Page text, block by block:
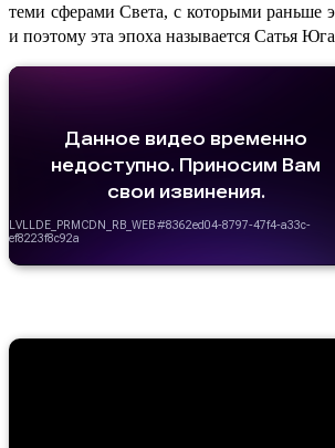
теми сферами Света, с которыми раньше
и поэтому эта эпоха называется Сатья